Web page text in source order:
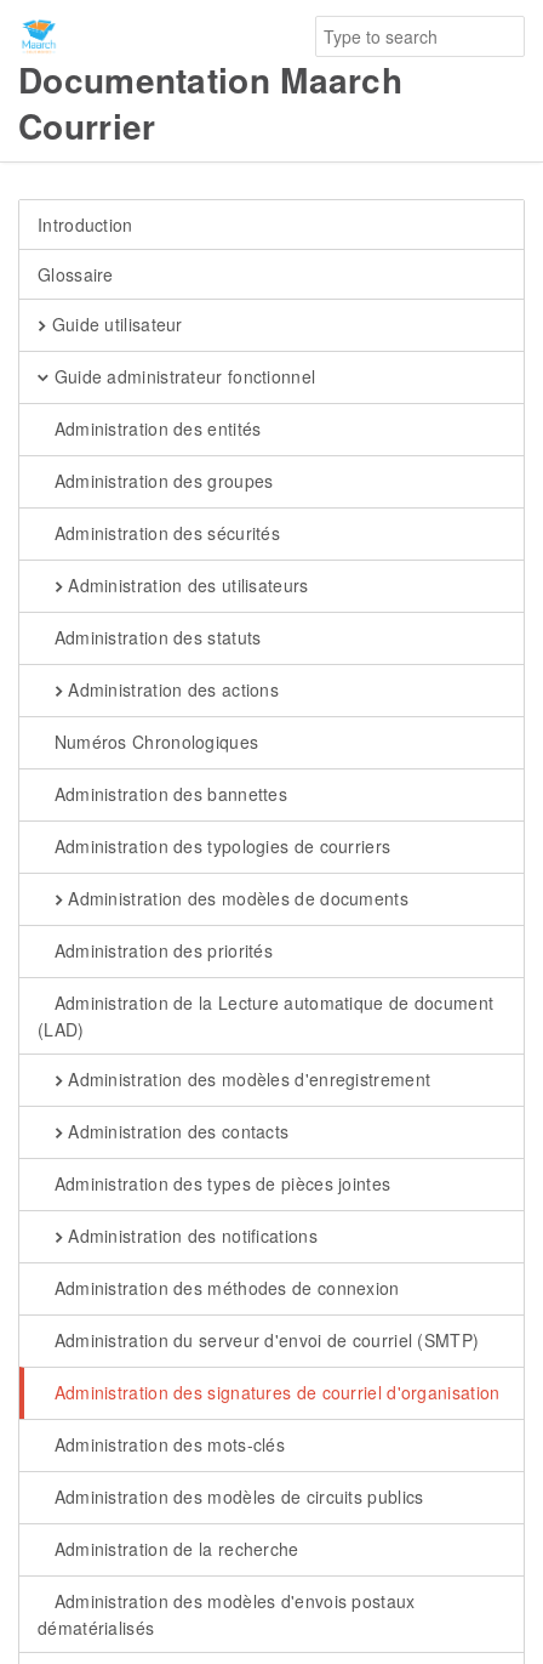
Documentation Maarch
Courrier
Introduction
Glossaire
Guide utilisateur
Guide administrateur fonctionnel
Administration des entités
Administration des groupes
Administration des sécurités
Administration des utilisateurs
Administration des statuts
Administration des actions
Numéros Chronologiques
Administration des bannettes
Administration des typologies de courriers
Administration des modèles de documents
Administration des priorités
Administration de la Lecture automatique de document
(LAD)
Administration des modèles d'enregistrement
Administration des contacts
Administration des types de pièces jointes
Administration des notifications
Administration des méthodes de connexion
Administration du serveur d'envoi de courriel (SMTP)
Administration des signatures de courriel d'organisation
Administration des mots-clés
Administration des modèles de circuits publics
Administration de la recherche
Administration des modèles d'envois postaux
dématérialisés